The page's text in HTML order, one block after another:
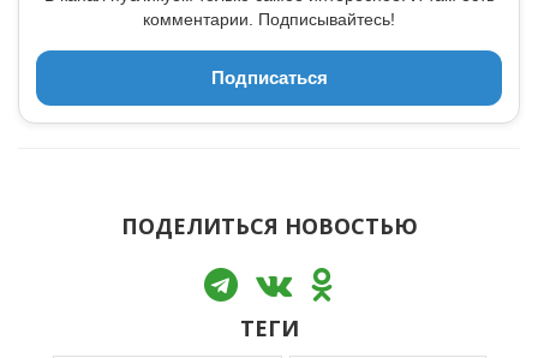
комментарии. Подписывайтесь!
Подписаться
ПОДЕЛИТЬСЯ НОВОСТЬЮ
ТЕГИ